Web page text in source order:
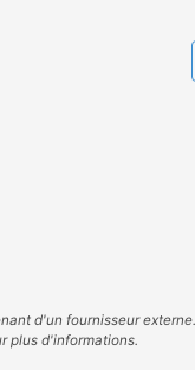
d'un fournisseur externe.
plus d'informations.